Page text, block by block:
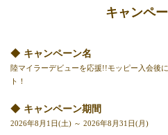
キャンペ
キャンペーン名
陸マイラーデビューを応援!!モッピー入会後
ト！
キャンペーン期間
2026年8月1日(土) ～ 2026年8月31日(月)